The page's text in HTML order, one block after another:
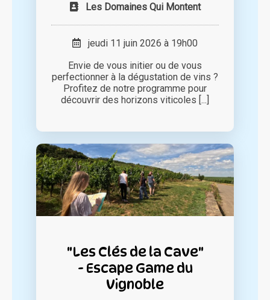
Les Domaines Qui Montent
jeudi 11 juin 2026 à 19h00
Envie de vous initier ou de vous
perfectionner à la dégustation de vins ?
Profitez de notre programme pour
découvrir des horizons viticoles [...]
"Les Clés de la Cave"
- Escape Game du
Vignoble